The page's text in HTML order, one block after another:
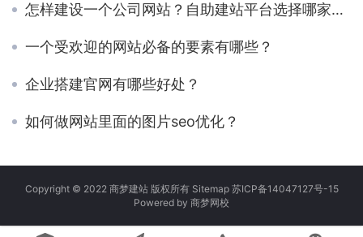
怎样建设一个公司网站？自助建站平台选择哪家好？
一个受欢迎的网站必备的要素有哪些？
企业搭建官网有哪些好处？
如何做网站里面的图片seo优化？
Copyright © 2022 商梦建站 版权所有 Sitemap 苏ICP备14047127号-15
Powered by 商梦网校